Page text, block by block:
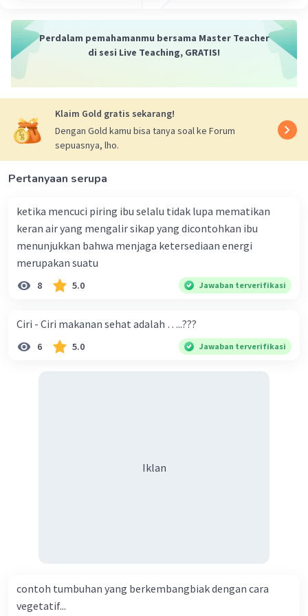
Perdalam pemahamanmu bersama Master Teacher
di sesi Live Teaching, GRATIS!
Klaim Gold gratis sekarang!
Dengan Gold kamu bisa tanya soal ke Forum
sepuasnya, lho.
Pertanyaan serupa
ketika mencuci piring ibu selalu tidak lupa mematikan
keran air yang mengalir sikap yang dicontohkan ibu
menunjukkan bahwa menjaga ketersediaan energi
merupakan suatu
8 5.0 Jawaban terverifikasi
Ciri - Ciri makanan sehat adalah …..???
6 5.0 Jawaban terverifikasi
Iklan
contoh tumbuhan yang berkembangbiak dengan cara
vegetatif...